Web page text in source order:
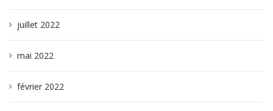
juillet 2022
mai 2022
février 2022